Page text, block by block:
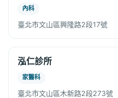
內科
臺北市文山區興隆路2段17號
泓仁診所
家醫科
臺北市文山區木新路2段273號